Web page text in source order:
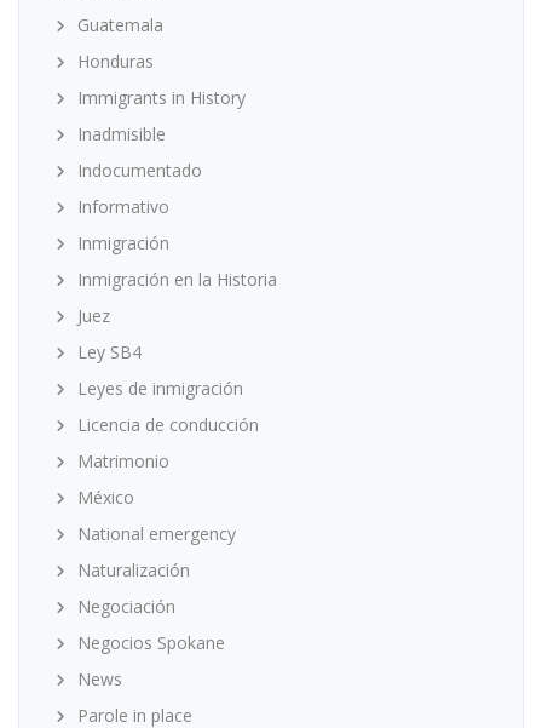
Guatemala
Honduras
Immigrants in History
Inadmisible
Indocumentado
Informativo
Inmigración
Inmigración en la Historia
Juez
Ley SB4
Leyes de inmigración
Licencia de conducción
Matrimonio
México
National emergency
Naturalización
Negociación
Negocios Spokane
News
Parole in place